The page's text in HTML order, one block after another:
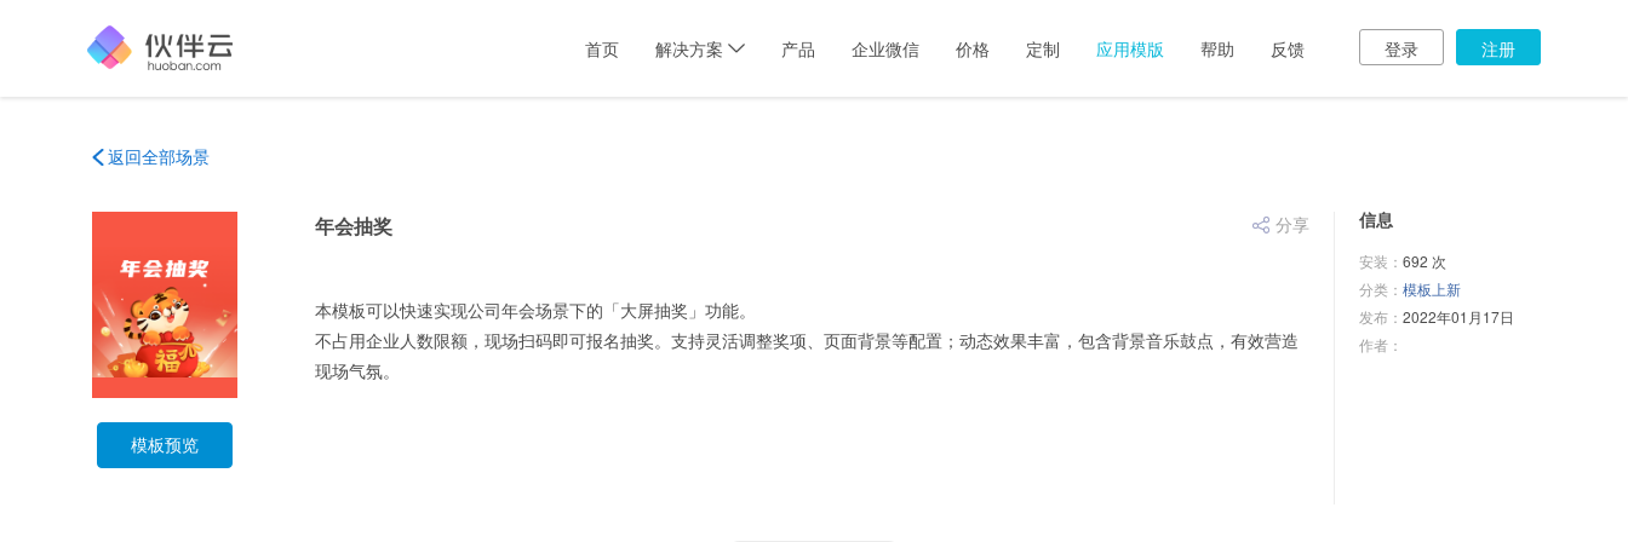
首页 解决方案 产品 企业微信 价格 定制 应用模版 帮助 反馈 登录 注册
返回全部场景
模板预览
 分享
年会抽奖
本模板可以快速实现公司年会场景下的「大屏抽奖」功能。
不占用企业人数限额，现场扫码即可报名抽奖。支持灵活调整奖项、页面背景等配置；动态效果丰富，包含背景音乐鼓点，有效营造
现场气氛。
信息
安装： 692 次
分类： 模板上新
发布： 2022年01月17日
作者：